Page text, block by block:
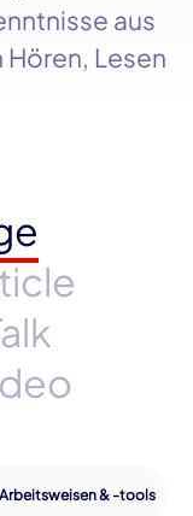
aus
Hören, Lesen
& -tools